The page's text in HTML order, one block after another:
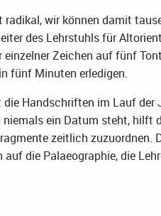
wir können damit
des Lehrstuhls für
Zeichen auf fünf
fünf Minuten erledigen.
Handschriften im Lauf der
ein Datum steht, hilft
zeitlich zuzuordnen.
die Palaeographie, die